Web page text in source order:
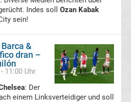
Indes soll Ozan Kabak
sein!
&
dran –
11:00 Uhr
: Der
einem Linksverteidiger und soll